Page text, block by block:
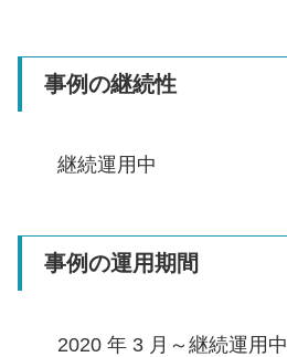
事例の継続性
継続運用中
事例の運用期間
2020 年 3 月～継続運用中